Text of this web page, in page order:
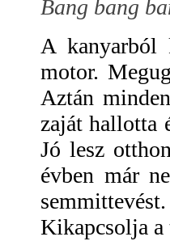
Bang bang
A kanyarból
motor.
Aztán
zaját hallotta
Jó lesz
évben már
Kikapcsolja